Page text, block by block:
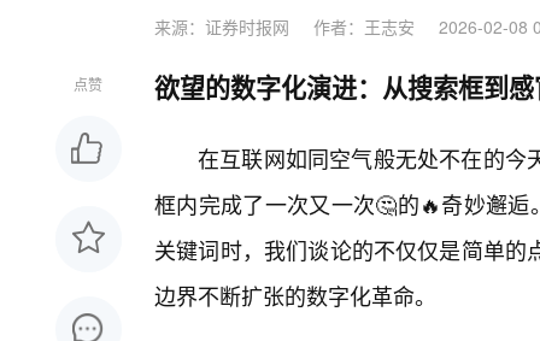
来源：证券时报网 作者：王志安 2026-02-08
点赞 欲望的数字化演进：从搜索框到
在互联网如同空气般无处不在的今
框内完成了一次又一次🤔的🔥奇妙邂
关键词时，我们谈论的不仅仅是简单
边界不断扩张的数字化革命。